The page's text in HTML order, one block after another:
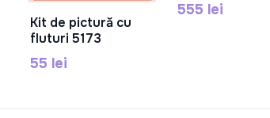
În Coș
Kit de pictură cu
fluturi 5173
55 lei
555 lei